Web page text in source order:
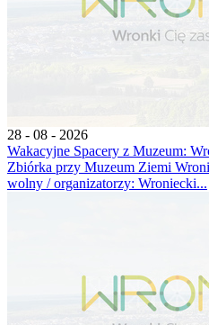
28 - 08 - 2026
Wakacyjne Spacery z Muzeum:
Zbiórka przy Muzeum Ziemi
wolny / organizatorzy: Wroniecki...